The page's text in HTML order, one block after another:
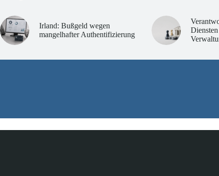
Irland: Bußgeld wegen
mangelhafter Authentifizierung